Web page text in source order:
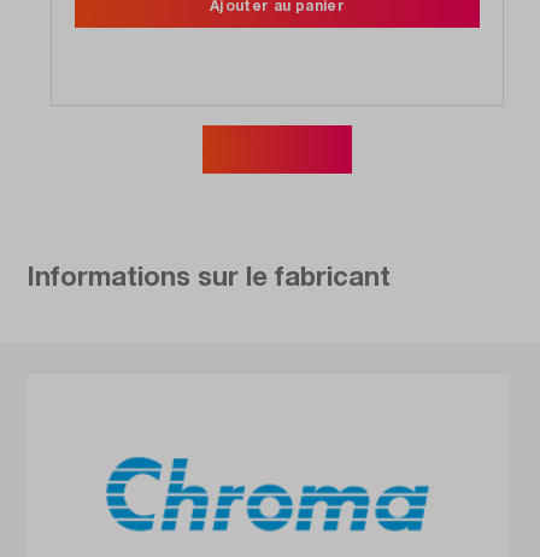
Ajouter au panier
Informations sur le fabricant